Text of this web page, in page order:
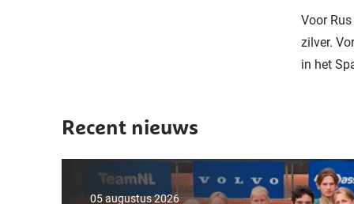
Voor
zilver.
in het
Recent nieuws
05 augustus 2026